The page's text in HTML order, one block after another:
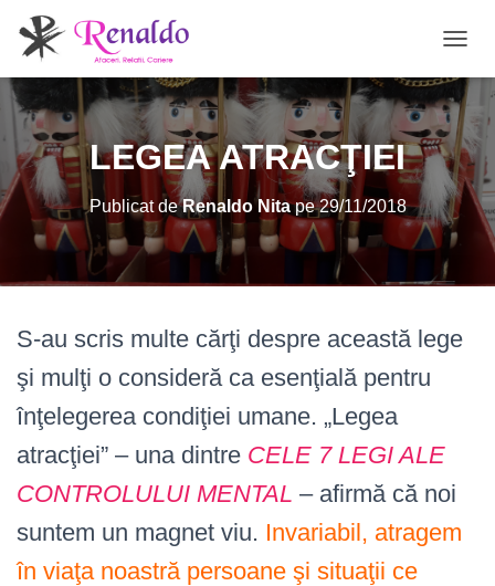
O
M
U
T
Ă
N
A
V
I
A
A
LEGEA ATRACŢIEI
Publicat deRenaldo Nitape29/11/2018
S-au scris multe cărţi despre această lege
şi mulţi o consideră ca esenţială pentru
înţelegerea condiţiei umane. „Legea
atracţiei” – una dintre CELE 7 LEGI ALE
CONTROLULUI MENTAL – afirmă că noi
suntem un magnet viu. Invariabil, atragem
în viaţa noastră persoane şi situaţii ce